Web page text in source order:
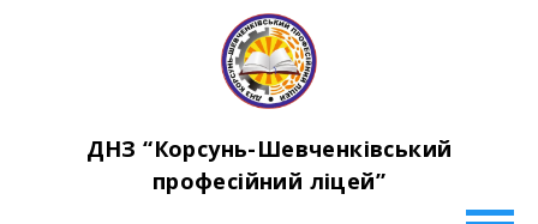
ДНЗ “Корсунь-Шевченківський
професійний ліцей”